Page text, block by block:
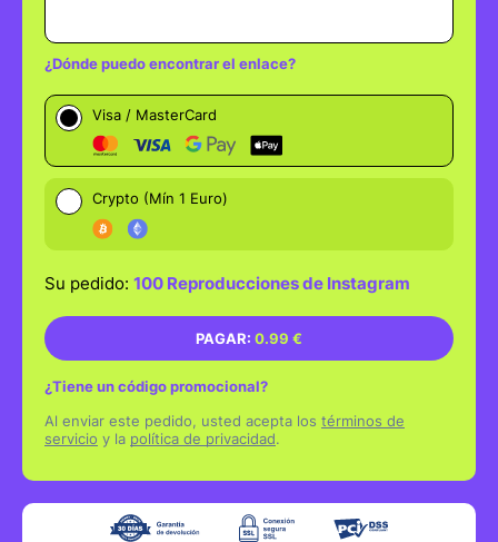
¿Dónde puedo encontrar el enlace?
⚠️ ¡Sólo cuentas públicas! ⚠️
✅ Abre la aplicación Instagram en tu dispositivo
✅ Busca el vídeo del que quieres obtener el enlace.
✅ Toca los tres puntos (...) en la esquina inferior
derecha del vídeo.
✅ Selecciona "Copiar enlace" en el menú.
https://www.instagram.com/reel/CuCg1yrth9Y/
https://www.instagram.com/p/CuCg1yrth9Y/
Visa / MasterCard
Crypto (Mín 1 Euro)
Su pedido: 100 Reproducciones de Instagram
PAGAR: 0.99 €
¿Tiene un código promocional?
Al enviar este pedido, usted acepta los términos de
servicio y la política de privacidad.